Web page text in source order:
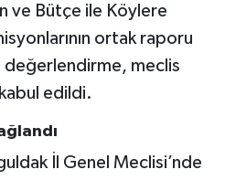
ve Bütçe ile Köylere
ortak raporu
değerlendirme, meclis
edildi.
İl Genel Meclisi’nde